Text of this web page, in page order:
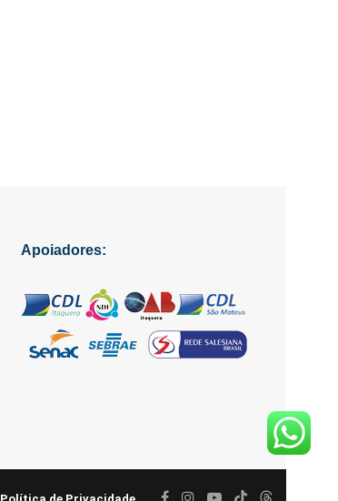
Apoiadores: